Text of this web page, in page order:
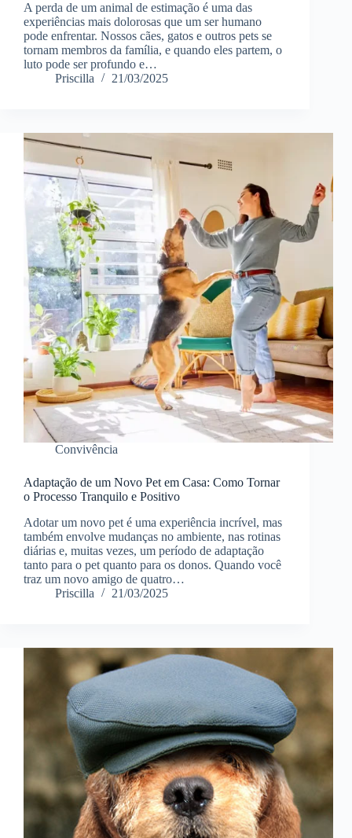
A perda de um animal de estimação é uma das
experiências mais dolorosas que um ser humano
pode enfrentar. Nossos cães, gatos e outros pets se
tornam membros da família, e quando eles partem, o
luto pode ser profundo e…
Priscilla
21/03/2025
Convivência
Adaptação de um Novo Pet em Casa: Como Tornar
o Processo Tranquilo e Positivo
Adotar um novo pet é uma experiência incrível, mas
também envolve mudanças no ambiente, nas rotinas
diárias e, muitas vezes, um período de adaptação
tanto para o pet quanto para os donos. Quando você
traz um novo amigo de quatro…
Priscilla
21/03/2025